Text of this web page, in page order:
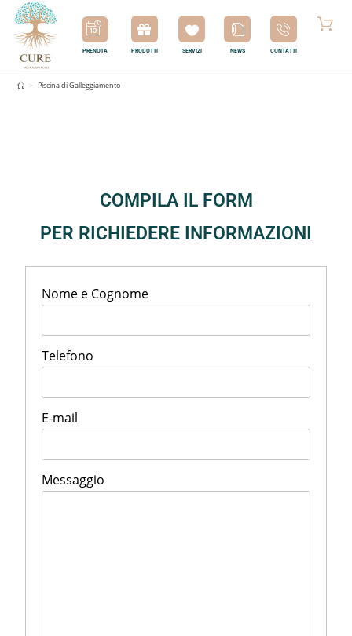
PRENOTA PRODOTTI SERVIZI NEWS CONTATTI
>
Piscina di Galleggiamento
COMPILA IL FORM
PER RICHIEDERE INFORMAZIONI
Nome e Cognome
Telefono
E-mail
Messaggio